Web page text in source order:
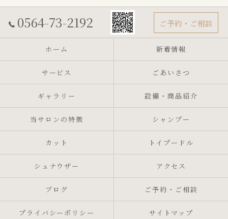
0564-73-2192 ご予約・ご相談
ホーム 新着情報
サービス ごあいさつ
ギャラリー 設備・商品紹介
当サロンの特徴 シャンプー
カット トイプードル
シュナウザー アクセス
ブログ ご予約・ご相談
プライバシーポリシー サイトマップ